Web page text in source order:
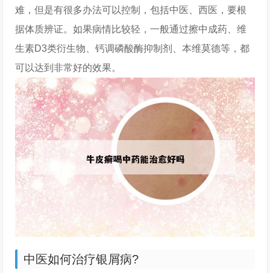
难，但是有很多办法可以控制，包括中医、西医，要根
据体质辨证。如果病情比较轻，一般通过擦中成药、维
生素D3类衍生物、钙调磷酸酶抑制剂、本维莫德等，都
可以达到非常好的效果。
中医如何治疗银屑病?